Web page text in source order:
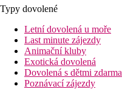
Typy dovolené
Letní dovolená u moře
Last minute zájezdy
Animační kluby
Exotická dovolená
Dovolená s dětmi zdarma
Poznávací zájezdy